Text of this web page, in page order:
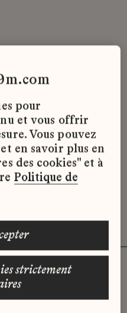
n’y ait pas
pour le
d'offre
pour
et vous offrir
Vous pouvez
en savoir plus en
des cookies" et à
Politique de